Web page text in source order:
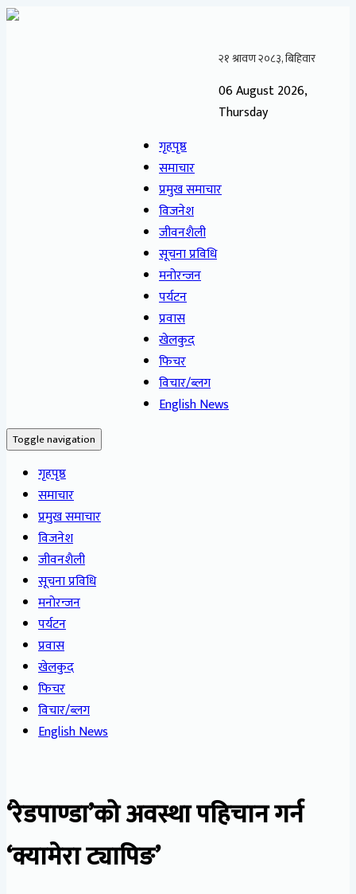
06 August 2026,
Thursday
गृहपृष्ठ
समाचार
प्रमुख समाचार
विजनेश
जीवनशैली
सूचना प्रविधि
मनोरन्जन
पर्यटन
प्रवास
खेलकुद
फिचर
विचार/ब्लग
English News
Toggle navigation
गृहपृष्ठ
समाचार
प्रमुख समाचार
विजनेश
जीवनशैली
सूचना प्रविधि
मनोरन्जन
पर्यटन
प्रवास
खेलकुद
फिचर
विचार/ब्लग
English News
‘रेडपाण्डा’को अवस्था पहिचान गर्न
‘क्यामेरा ट्यापिङ’